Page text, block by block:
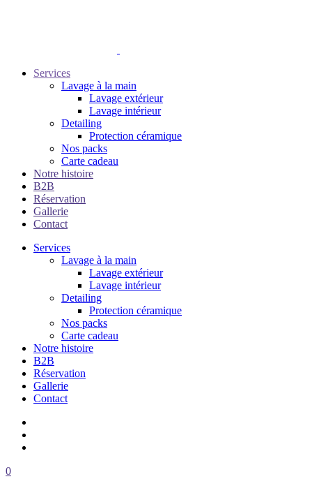
Services
Lavage à la main
Lavage extérieur
Lavage intérieur
Detailing
Protection céramique
Nos packs
Carte cadeau
Notre histoire
B2B
Réservation
Gallerie
Contact
Services
Lavage à la main
Lavage extérieur
Lavage intérieur
Detailing
Protection céramique
Nos packs
Carte cadeau
Notre histoire
B2B
Réservation
Gallerie
Contact
0